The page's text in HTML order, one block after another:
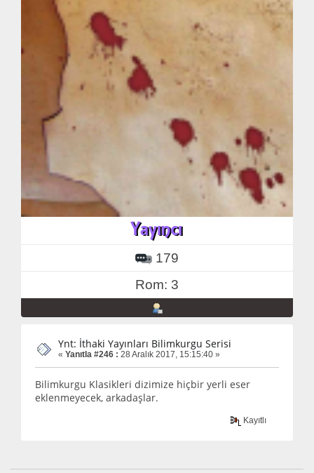
179
Rom: 3
Ynt: İthaki Yayınları Bilimkurgu Serisi
« Yanıtla #246 : 28 Aralık 2017, 15:15:40 »
Bilimkurgu Klasikleri dizimize hiçbir yerli eser
eklenmeyecek, arkadaşlar.
Kayıtlı